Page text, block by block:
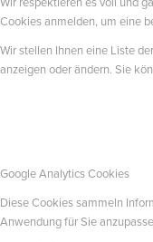
Cookies anmelden, um eine
Wir stellen Ihnen eine Liste
anzeigen oder ändern. Sie
Google Analytics Cookies
Diese Cookies sammeln
Anwendung für Sie